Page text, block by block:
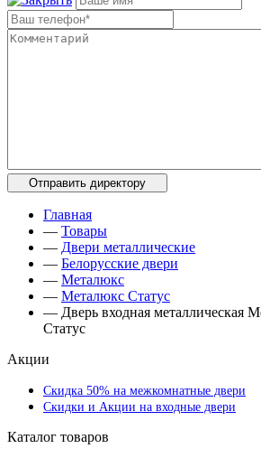
Главная
— Товары
— Двери металлические
— Белорусские двери
— Металюкс
— Металюкс Статус
— Дверь входная металлическая
Статус
Акции
Скидка 50% на межкомнатные двери
Скидки и Акции на входные двери
Каталог товаров